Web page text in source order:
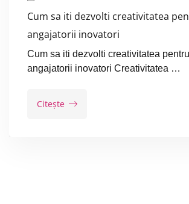
Cum sa iti dezvolti creativitatea
angajatorii inovatori
Cum sa iti dezvolti creativitatea
angajatorii inovatori Creativitatea …
Citește